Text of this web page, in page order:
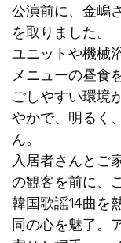
公演前に、金嶋
を取りました。
ユニットや機械
メニューの昼食
ごしやすい環境
やかで、明るく
ん。
入居者さんとご
の観客を前に、
韓国歌謡14曲を
同の心を魅了。